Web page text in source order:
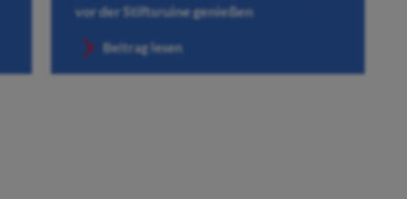
vor der Stiftsruine genießen
Beitrag lesen